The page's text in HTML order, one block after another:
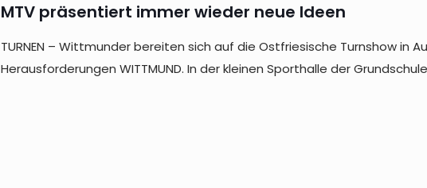
MTV präsentiert immer wieder neue Ideen
TURNEN – Wittmunder bereiten sich auf die Ostfriesische Turnshow in
Herausforderungen WITTMUND. In der kleinen Sporthalle der